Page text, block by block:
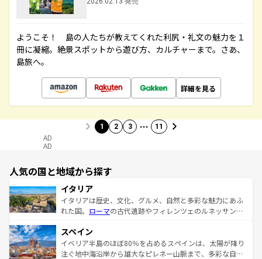
ようこそ！ 島の人たちが教えてくれた利尻・礼文の魅力を１
冊に凝縮。絶景スポットから遊び方、カルチャーまで。さあ、
島旅へ。
詳細を見る
1 2 3 … 11
AD
AD
人気の国と地域から探す
イタリア
イタリアは歴史、文化、グルメ、自然と多彩な魅力にあふ
れた国。 ローマの古代遺跡やフィレンツェのルネッサンス
ろん、トスカーナの美しい田園風景やアマルフィ海岸の絶
景など、自然景観も見逃せない。観光の合間には、本場の
ピザやパスタなど、絶品のイタリア料理を堪能することも
スペイン
イベリア半島のほぼ80％を占めるスペインは、太陽が降り
注ぐ地中海沿岸から雄大なピレネー山脈まで、多彩な自然